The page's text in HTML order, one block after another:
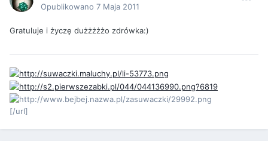
Opublikowano 7 Maja 2011
Gratuluje i życzę dużżżżżo zdrówka:)
[/url]